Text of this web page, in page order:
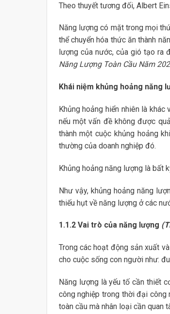
Theo thuyết tương đối, Albert
Năng lượng có mặt trong mọi
thể chuyển hóa thức ăn thành
lượng của nước, của gió tạo ra
Năng Lượng Toàn Cầu Năm
Khái niệm khủng hoảng năng
Khủng hoảng hiển nhiên là khác
nếu một vấn đề không được
thành một cuộc khủng hoảng
thường của doanh nghiệp đó.
Khủng hoảng năng lượng là bất
Như vậy, khủng hoảng năng
thiếu hụt về năng lượng ở các
1.1.2 Vai trò của năng lượng
Trong các hoạt động sản xuất
cho cuộc sống con người như:
Năng lượng là yếu tố cần thiết
công nghiệp trong thời đại công
toàn cầu mà nhân loại cần quan